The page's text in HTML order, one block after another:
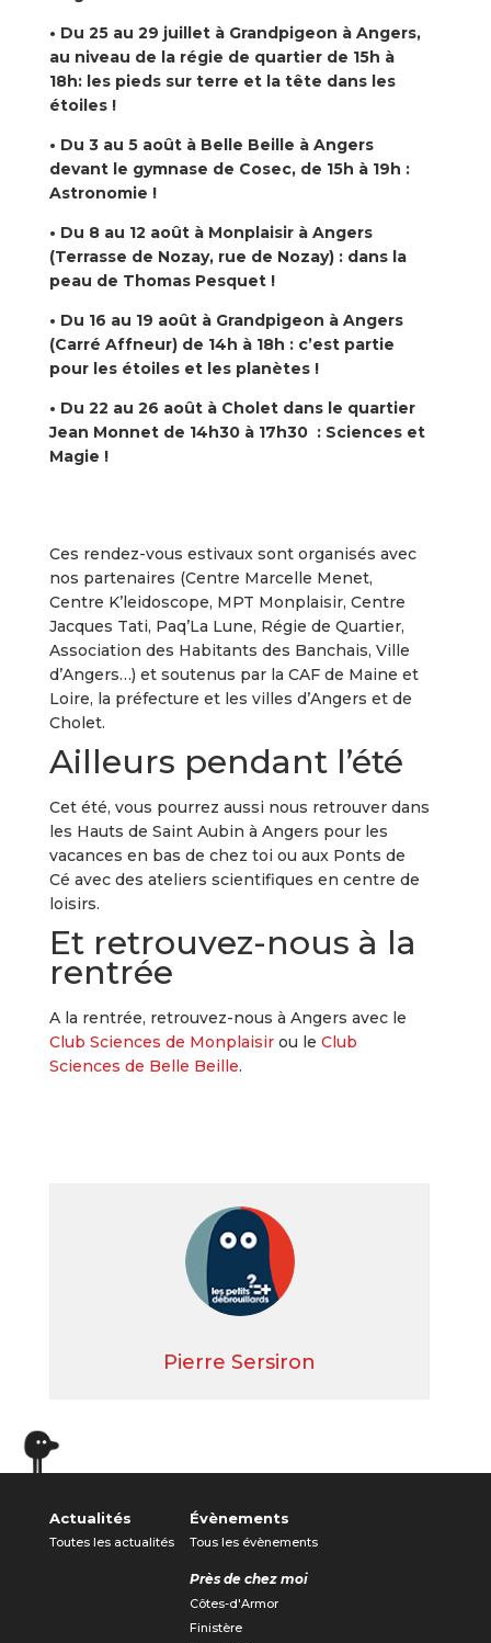
• Du 25 au 29 juillet à Grandpigeon à Angers,
au niveau de la régie de quartier de 15h à
18h: les pieds sur terre et la tête dans les
étoiles !
• Du 3 au 5 août à Belle Beille à Angers
devant le gymnase de Cosec, de 15h à 19h :
Astronomie !
• Du 8 au 12 août à Monplaisir à Angers
(Terrasse de Nozay, rue de Nozay) : dans la
peau de Thomas Pesquet !
• Du 16 au 19 août à Grandpigeon à Angers
(Carré Affneur) de 14h à 18h : c’est partie
pour les étoiles et les planètes !
• Du 22 au 26 août à Cholet dans le quartier
Jean Monnet de 14h30 à 17h30 : Sciences et
Magie !
Ces rendez-vous estivaux sont organisés avec
nos partenaires (Centre Marcelle Menet,
Centre K’leidoscope, MPT Monplaisir, Centre
Jacques Tati, Paq’La Lune, Régie de Quartier,
Association des Habitants des Banchais, Ville
d’Angers…) et soutenus par la CAF de Maine et
Loire, la préfecture et les villes d’Angers et de
Cholet.
Ailleurs pendant l’été
Cet été, vous pourrez aussi nous retrouver dans
les Hauts de Saint Aubin à Angers pour les
vacances en bas de chez toi ou aux Ponts de
Cé avec des ateliers scientifiques en centre de
loisirs.
Et retrouvez-nous à la
rentrée
A la rentrée, retrouvez-nous à Angers avec le
Club Sciences de Monplaisirou le Club
Sciences de Belle Beille.
Pierre Sersiron
Actualités
Toutes les actualités
Évènements
Tous les évènements
Près de chez moi
Côtes-d'Armor
Finistère